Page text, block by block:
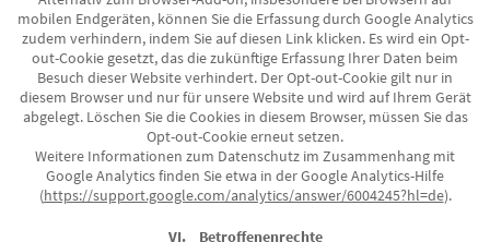
mobilen Endgeräten, können Sie die Erfassung durch Google Analytics
zudem verhindern, indem Sie auf diesen Link klicken. Es wird ein Opt-
out-Cookie gesetzt, das die zukünftige Erfassung Ihrer Daten beim
Besuch dieser Website verhindert. Der Opt-out-Cookie gilt nur in
diesem Browser und nur für unsere Website und wird auf Ihrem Gerät
abgelegt. Löschen Sie die Cookies in diesem Browser, müssen Sie das
Opt-out-Cookie erneut setzen.
Weitere Informationen zum Datenschutz im Zusammenhang mit
Google Analytics finden Sie etwa in der Google Analytics-Hilfe
(https://support.google.com/analytics/answer/6004245?hl=de).
VI. Betroffenenrechte